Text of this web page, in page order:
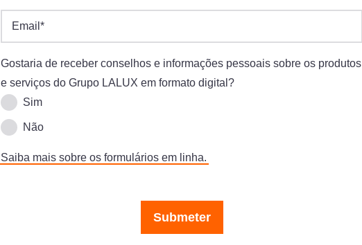
Email *
Gostaria de receber conselhos e informações pessoais sobre os produtos
e serviços do Grupo LALUX em formato digital?
Sim
Não
Saiba mais sobre os formulários em linha.
Submeter